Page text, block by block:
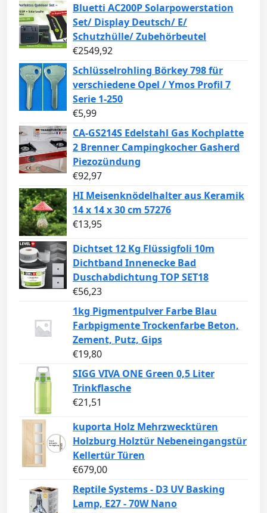
Bluetti AC200P Solarpowerstation
Set/ Display Deutsch/ E/
Schutzhülle/ Zubehörbeutel
€2549,92
Schlüsselrohling Börkey 798 für
verschiedene Opel / Ymos Profil 7
Serie 1-250
€5,99
CA-GS214S Edelstahl Gas Kochplatte
2 Brenner Campingkocher Gasherd
Piezozündung
€92,97
HI Meisenknödelhalter aus Keramik
14 x 14 x 30 cm 57276
€13,95
Dichtset 12 Kg Flüssigfoli 10m
Dichtband Innenecke Bad
Duschabdichtung TOP SET18
€56,23
1kg Pigmentpulver Farbe Blau
Farbpigmente Trockenfarbe Beton,
Zement, Putz, Gips
€19,80
SIGG VIVA ONE Green 0,5 Liter
Trinkflasche
€21,51
kuporta Holz Mehrzwecktüren
Holzburg Holztür Nebeneingangstür
Kellertür Türen
€679,00
Reptile Systems - D3 UV Basking
Lamp, E27 - 70W Nano